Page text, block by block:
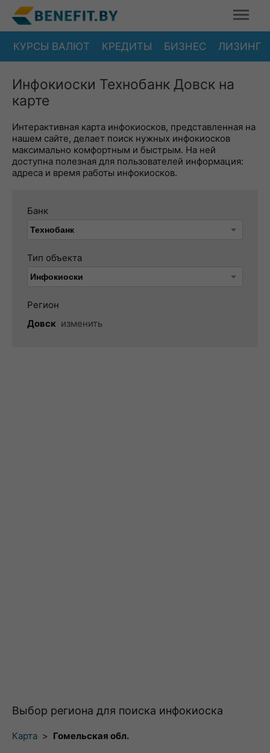
КУРСЫ ВАЛЮТ КРЕДИТЫ БИЗНЕС ЛИЗИНГ
Инфокиоски Технобанк Довск на
карте
Интерактивная карта инфокиосков, представленная на
нашем сайте, делает поиск нужных инфокиосков
максимально комфортным и быстрым. На ней
доступна полезная для пользователей информация:
адреса и время работы инфокиосков.
Банк
Тип объекта
Регион
Довск изменить
Выбор региона для поиска инфокиоска
Карта > Гомельская обл.